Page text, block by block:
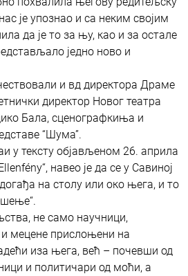
је упознао и са неким својим
да је то за њу, као и за остале
једно ново и
и вд директора Драме
директор Новог театра
Бала, сценографкиња и
“Шума”.
у тексту објављеном 26. априла
навео је да се у Савиној
на столу или око њега, и то
не само научници,
мецене прислоњени на
иза њега, већ – почевши од
и политичари од моћи, а